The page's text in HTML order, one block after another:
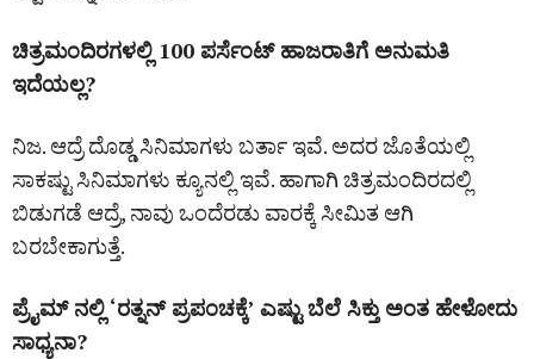
ಚಿತ್ರಮಂದಿರಗಳಲ್ಲಿ 100 ಪರ್ಸೆಂಟ್ ಹಾಜರಾತಿಗೆ ಅನುಮತಿ
ಇದೆಯಲ್ಲ?
ನಿಜ. ಆದ್ರೆ ದೊಡ್ಡ ಸಿನಿಮಾಗಳು ಬರ್ತಾ ಇವೆ. ಅದರ ಜೊತೆಯಲ್ಲಿ
ಸಾಕಷ್ಟು ಸಿನಿಮಾಗಳು ಕ್ಯೂನಲ್ಲಿ ಇವೆ. ಹಾಗಾಗಿ ಚಿತ್ರಮಂದಿರದಲ್ಲಿ
ಬಿಡುಗಡೆ ಆದ್ರೆ, ನಾವು ಒಂದೆರಡು ವಾರಕ್ಕೆ ಸೀಮಿತ ಆಗಿ
ಬರಬೇಕಾಗುತ್ತೆ.
ಪ್ರೈಮ್ ನಲ್ಲಿ ‘ರತ್ನನ್‌ ಪ್ರಪಂಚಕ್ಕೆ’ ಎಷ್ಟು ಬೆಲೆ ಸಿಕ್ತು ಅಂತ ಹೇಳೋದು
ಸಾಧ್ಯನಾ?